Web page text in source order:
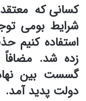
کسانی که معتقد
شرایط بومی
استفاده کنیم
زده شد.
گسست بین
دولت پدید آمد.